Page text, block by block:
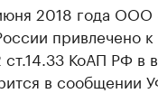
2018 года
привлечено к
ст.14.33 КоАП РФ в
в сообщении